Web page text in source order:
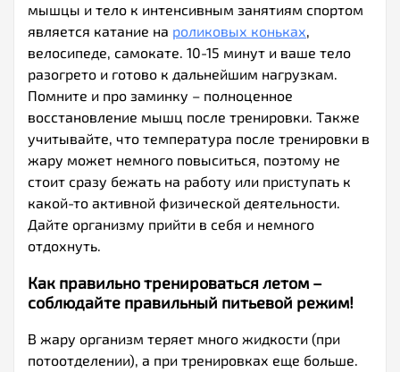
мышцы и тело к интенсивным занятиям спортом
является катание на роликовых коньках,
велосипеде, самокате. 10-15 минут и ваше тело
разогрето и готово к дальнейшим нагрузкам.
Помните и про заминку – полноценное
восстановление мышц после тренировки. Также
учитывайте, что температура после тренировки в
жару может немного повыситься, поэтому не
стоит сразу бежать на работу или приступать к
какой-то активной физической деятельности.
Дайте организму прийти в себя и немного
отдохнуть.
Как правильно тренироваться летом –
соблюдайте правильный питьевой режим!
В жару организм теряет много жидкости (при
потоотделении), а при тренировках еще больше.